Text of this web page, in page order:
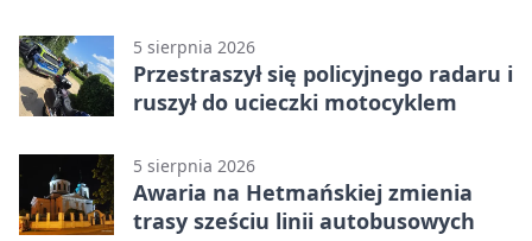
5 sierpnia 2026
Przestraszył się policyjnego radaru i
ruszył do ucieczki motocyklem
5 sierpnia 2026
Awaria na Hetmańskiej zmienia
trasy sześciu linii autobusowych